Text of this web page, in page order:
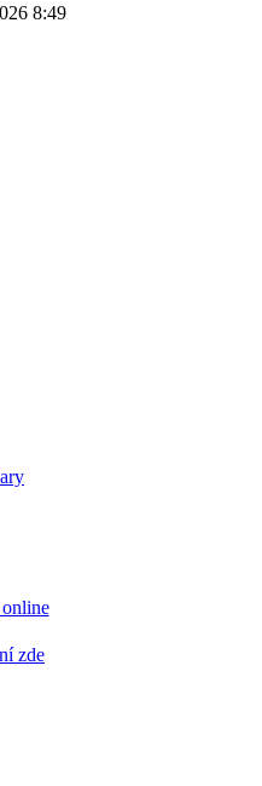
8:49
zde